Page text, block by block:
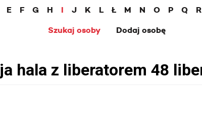
E F G H I J K L Ł M N O P Q R
Szukaj osoby
Dodaj osobę